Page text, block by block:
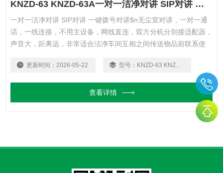
KNZD-63 KNZD-63A一对一洁净对讲 SIP对讲 一键拨号对讲 电话机
一对一洁净对讲 SIP对讲 一键拨号对讲$n无尘室对讲，一对一通
话，一线连接，不用主设备，网线直连，双方分机分别接适配器，
声音大，距离远，非常适合洁净车间互相之间传送物品前联系使
更新时间： 2026-05-22 型号： KNZD-63 KNZD-63A
查看详情